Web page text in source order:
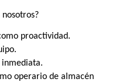
proactividad.
operario de almacén